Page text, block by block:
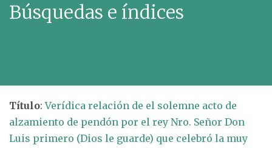
Búsquedas e índices
Título:Verídica relación de el solemne acto de
alzamiento de pendón por el rey Nro. Señor Don
Luis primero (Dios le guarde) que celebró la muy